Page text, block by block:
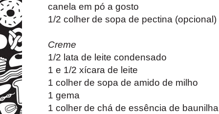
canela em pó a gosto
1/2 colher de sopa de pectina (opcional)
Creme
1/2 lata de leite condensado
1 e 1/2 xícara de leite
1 colher de sopa de amido de milho
1 gema
1 colher de chá de essência de baunilha